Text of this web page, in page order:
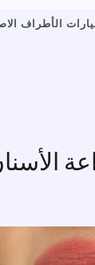
الأطراف